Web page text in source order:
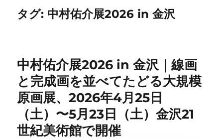
タグ: 中村佑介展2026 in 金沢
中村佑介展2026 in 金沢｜線画
と完成画を並べてたどる大規模
原画展、2026年4月25日
（土）〜5月23日（土）金沢21
世紀美術館で開催